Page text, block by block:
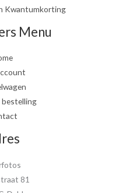
Kwantumkorting
Menu
bestelling
81